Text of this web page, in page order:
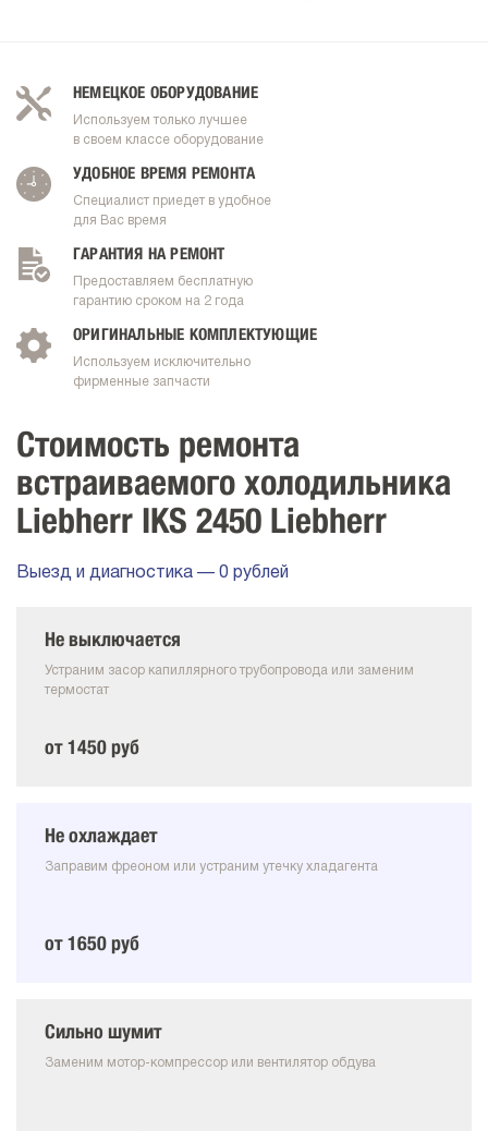
НЕМЕЦКОЕ ОБОРУДОВАНИЕ
Используем только лучшее
в своем классе оборудование
УДОБНОЕ ВРЕМЯ РЕМОНТА
Специалист приедет в удобное
для Вас время
ГАРАНТИЯ НА РЕМОНТ
Предоставляем бесплатную
гарантию сроком на 2 года
ОРИГИНАЛЬНЫЕ КОМПЛЕКТУЮЩИЕ
Используем исключительно
фирменные запчасти
Стоимость ремонта
встраиваемого холодильника
Liebherr IKS 2450 Liebherr
Выезд и диагностика — 0 рублей
Не выключается
Устраним засор капиллярного трубопровода или заменим
термостат
от 1450 руб
Не охлаждает
Заправим фреоном или устраним утечку хладагента
от 1650 руб
Сильно шумит
Заменим мотор-компрессор или вентилятор обдува